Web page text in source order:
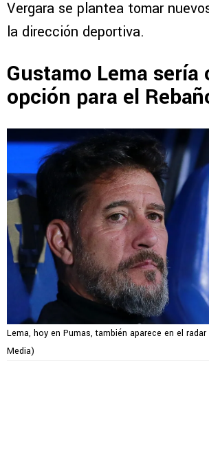
Vergara se plantea tomar
la dirección deportiva.
Gustamo Lema sería
opción para el
Lema, hoy en Pumas, también aparece en el
Media)